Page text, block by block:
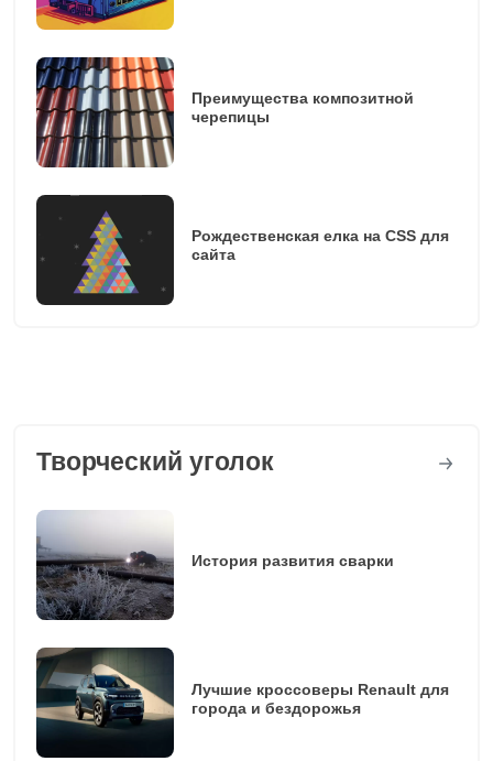
Преимущества композитной
черепицы
Рождественская елка на CSS для
сайта
Творческий уголок
История развития сварки
Лучшие кроссоверы Renault для
города и бездорожья